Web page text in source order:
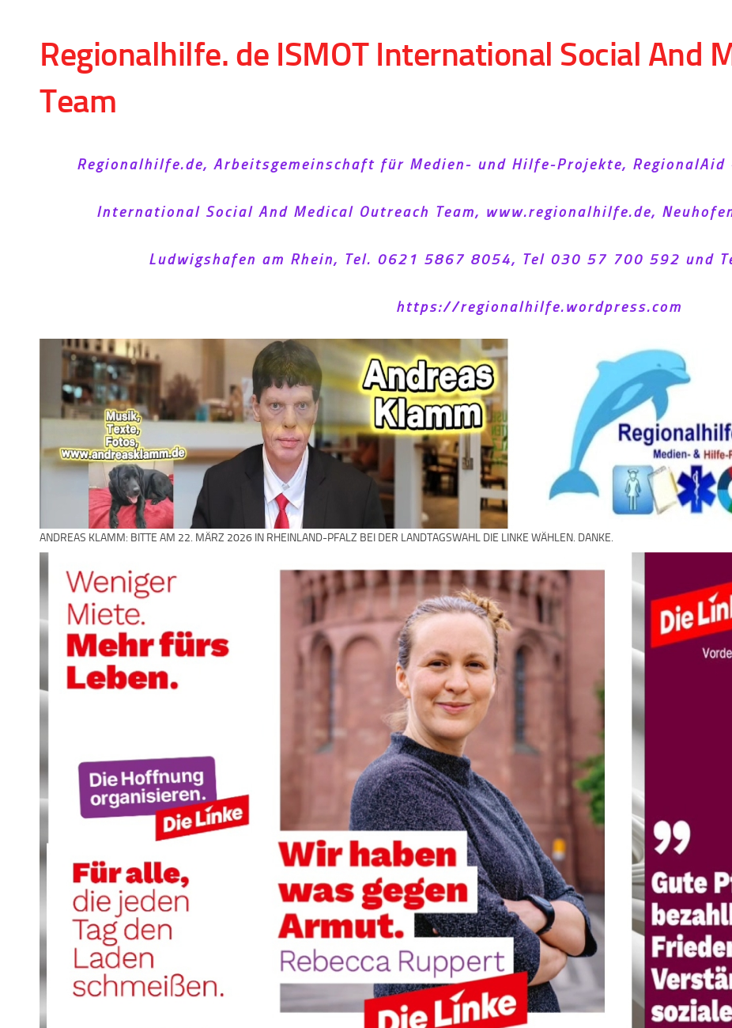
Regionalhilfe. de ISMOT International Social And
Team
Regionalhilfe.de, Arbeitsgemeinschaft für Medien- und Hilfe-Projekte, RegionalAid
International Social And Medical Outreach Team, www.regionalhilfe.de,
Ludwigshafen am Rhein, Tel. 0621 5867 8054, Tel 030 57 700 592 und
https://regionalhilfe.wordpress.com
ANDREAS KLAMM: BITTE AM 22. MÄRZ 2026 IN RHEINLAND-PFALZ BEI DER LANDTAGSWAHL DIE LINKE WÄHLEN. DANKE.